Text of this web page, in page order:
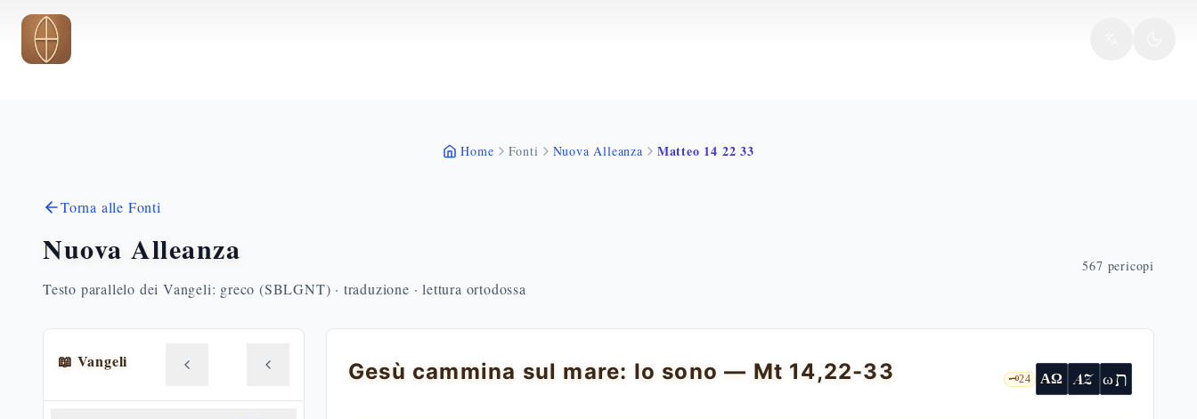
Vai al contenuto principale
Home Fonti Nuova Alleanza Matteo 14 22 33
Torna alle Fonti
Nuova Alleanza
Testo parallelo dei Vangeli: greco (SBLGNT) · traduzione · lettura ortodossa
567 pericopi
📖 Vangeli Gesù cammina sul mare: Io sono — Mt 14,22-33 🗝️24 ΑΩ AZ ωת